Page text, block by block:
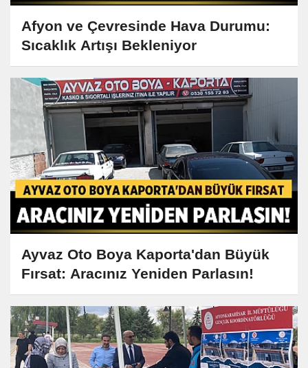
Afyon ve Çevresinde Hava Durumu:
Sıcaklık Artışı Bekleniyor
Ayvaz Oto Boya Kaporta'dan Büyük
Fırsat: Aracınız Yeniden Parlasın!